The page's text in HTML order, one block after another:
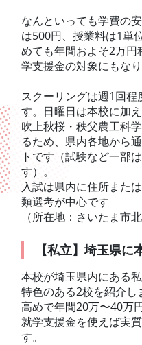
なんといっても学費の
は500円、授業料は1単
めても年間およそ2万
学支援金の対象にもなり
スクーリングは週1回程
す。日曜日は本校に加
吹上秋桜・秩父農工科
るため、県内各地から
トです（試験など一部
す）。
入試は県内に住所また
類選考が中心です
（所在地：さいたま市
【私立】埼玉県に
本校が埼玉県内にある
特色のある2校を紹介
高めで年間20万〜40万
就学支援金を使えば実
す。